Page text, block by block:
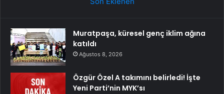
Muratpaşa, küresel genç iklim ağına
katıldı
Ağustos 8, 2026
Özgür Özel A takımını belirledi! İşte
Yeni Parti’nin MYK’sı